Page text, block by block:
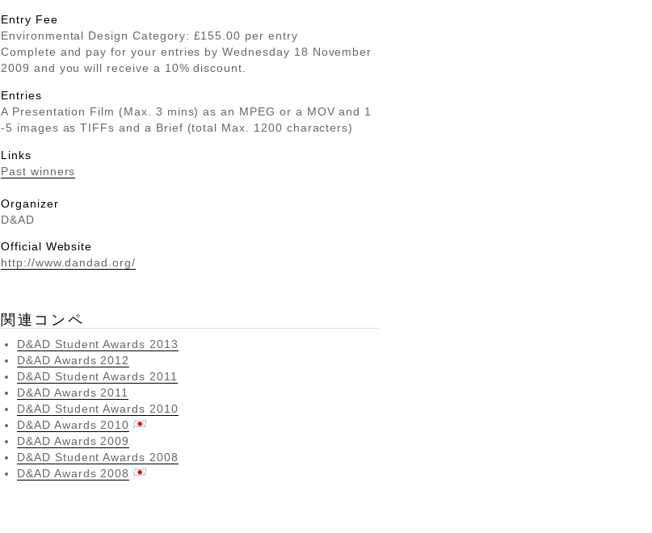
Entry Fee
Environmental Design Category: £155.00 per entry
Complete and pay for your entries by Wednesday 18 November
2009 and you will receive a 10% discount.
Entries
A Presentation Film (Max. 3 mins) as an MPEG or a MOV and 1
-5 images as TIFFs and a Brief (total Max. 1200 characters)
Links
Past winners
Organizer
D&AD
Official Website
http://www.dandad.org/
関連コンペ
D&AD Student Awards 2013
D&AD Awards 2012
D&AD Student Awards 2011
D&AD Awards 2011
D&AD Student Awards 2010
D&AD Awards 2010
D&AD Awards 2009
D&AD Student Awards 2008
D&AD Awards 2008